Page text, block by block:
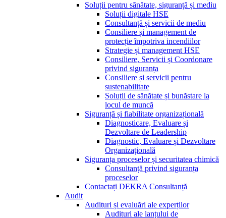
Soluții pentru sănătate, siguranță și mediu
Soluții digitale HSE
Consultanță și servicii de mediu
Consiliere și management de
protecție împotriva incendiilor
Strategie și management HSE
Consiliere, Servicii și Coordonare
privind siguranța
Consiliere și servicii pentru
sustenabilitate
Soluții de sănătate și bunăstare la
locul de muncă
Siguranță și fiabilitate organizațională
Diagnosticare, Evaluare și
Dezvoltare de Leadership
Diagnostic, Evaluare și Dezvoltare
Organizațională
Siguranța proceselor și securitatea chimică
Consultanță privind siguranța
proceselor
Contactați DEKRA Consultanță
Audit
Audituri și evaluări ale experților
Audituri ale lanțului de